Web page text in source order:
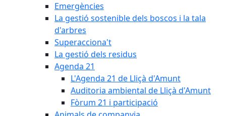
Emergències
La gestió sostenible dels boscos i la tala
d'arbres
Superacciona't
La gestió dels residus
Agenda 21
L'Agenda 21 de Lliçà d'Amunt
Auditoria ambiental de Lliçà d'Amunt
Fòrum 21 i participació